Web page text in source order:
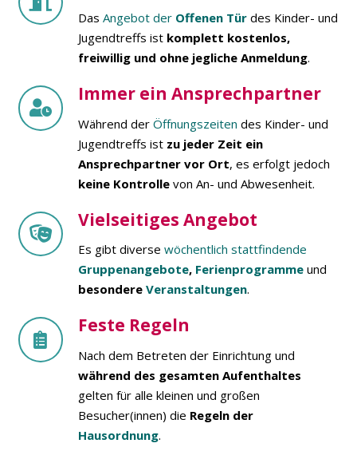
DasAngebot der Offenen Tür des Kinder- und
Jugendtreffs ist komplett kostenlos,
freiwillig und ohne jegliche Anmeldung.
Immer ein Ansprechpartner
Während derÖffnungszeiten des Kinder- und
Jugendtreffs ist zu jeder Zeit ein
Ansprechpartner vor Ort, es erfolgt jedoch
keine Kontrolle von An- und Abwesenheit.
Vielseitiges Angebot
Es gibt diversewöchentlich stattfindende
Gruppenangebote, Ferienprogramme und
besondereVeranstaltungen.
Feste Regeln
Nach dem Betreten der Einrichtung und
während des gesamten Aufenthaltes
gelten für alle kleinen und großen
Besucher(innen) die Regeln der
Hausordnung.